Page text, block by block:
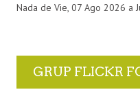
Nada de Vie, 07 Ago 2026 a
GRUP FLICKR